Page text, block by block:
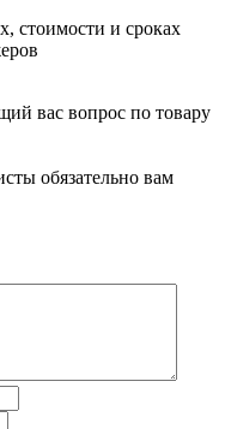
стоимости и сроках
вас вопрос по товару
обязательно вам